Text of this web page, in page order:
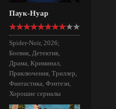
Паук-Нуар
Spider-Noir, 2026;
Боевик, Детектив,
Драма, Криминал,
Приключения, Триллер,
Фантастика, Фэнтези,
Хорошие сериалы